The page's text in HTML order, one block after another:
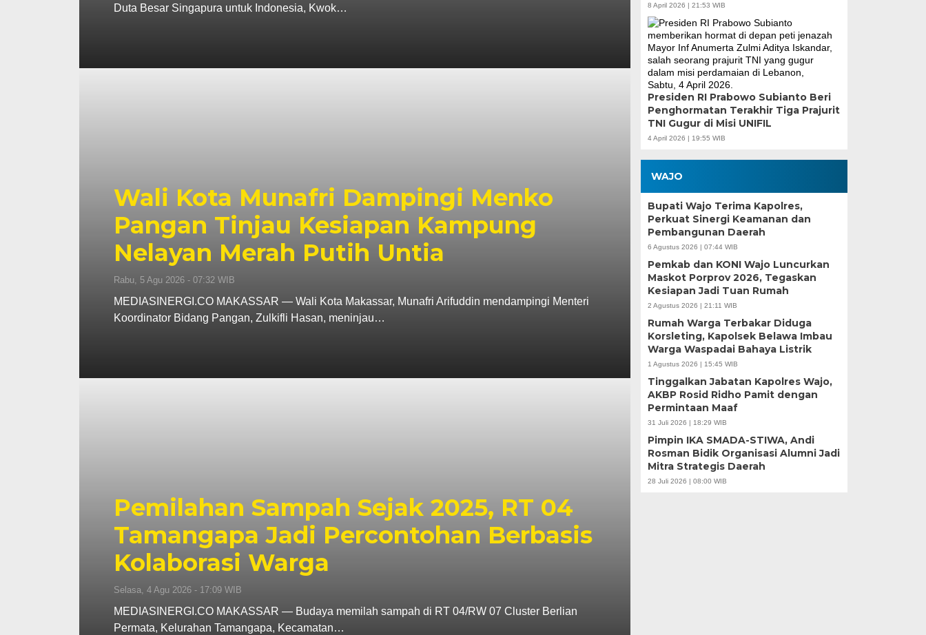
Duta Besar Singapura untuk Indonesia, Kwok…
Wali Kota Munafri Dampingi Menko
Pangan Tinjau Kesiapan Kampung
Nelayan Merah Putih Untia
Rabu, 5 Agu 2026 - 07:32 WIB
MEDIASINERGI.CO MAKASSAR — Wali Kota Makassar, Munafri Arifuddin mendampingi Menteri
Koordinator Bidang Pangan, Zulkifli Hasan, meninjau…
Pemilahan Sampah Sejak 2025, RT 04
Tamangapa Jadi Percontohan Berbasis
Kolaborasi Warga
Selasa, 4 Agu 2026 - 17:09 WIB
MEDIASINERGI.CO MAKASSAR — Budaya memilah sampah di RT 04/RW 07 Cluster Berlian
Permata, Kelurahan Tamangapa, Kecamatan…
8 April 2026 | 21:53 WIB
Presiden RI Prabowo Subianto Beri
Penghormatan Terakhir Tiga Prajurit
TNI Gugur di Misi UNIFIL
4 April 2026 | 19:55 WIB
WAJO
Bupati Wajo Terima Kapolres,
Perkuat Sinergi Keamanan dan
Pembangunan Daerah
6 Agustus 2026 | 07:44 WIB
Pemkab dan KONI Wajo Luncurkan
Maskot Porprov 2026, Tegaskan
Kesiapan Jadi Tuan Rumah
2 Agustus 2026 | 21:11 WIB
Rumah Warga Terbakar Diduga
Korsleting, Kapolsek Belawa Imbau
Warga Waspadai Bahaya Listrik
1 Agustus 2026 | 15:45 WIB
Tinggalkan Jabatan Kapolres Wajo,
AKBP Rosid Ridho Pamit dengan
Permintaan Maaf
31 Juli 2026 | 18:29 WIB
Pimpin IKA SMADA-STIWA, Andi
Rosman Bidik Organisasi Alumni Jadi
Mitra Strategis Daerah
28 Juli 2026 | 08:00 WIB